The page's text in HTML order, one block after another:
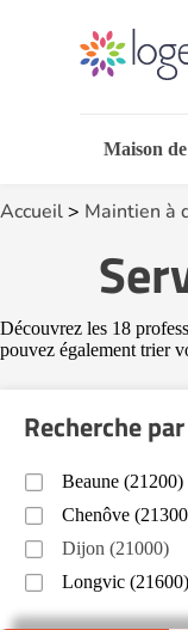
Maison
Accueil> Maintien à
Découvrez les 18
pouvez également trier
Recherche
Beaune (21200)
Chenôve
Dijon (21000)
Longvic (21600)